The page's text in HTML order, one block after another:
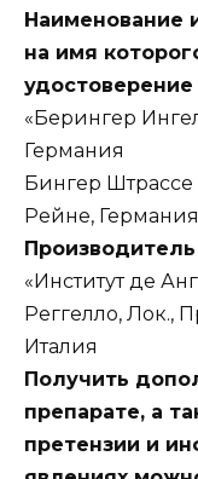
Наименование
на имя
удостоверение
«Берингер
Германия
Бингер Штрассе
Рейне, Германия
Производитель
«Институт де
Реггелло, Лок.,
Италия
Получить
препарате, а
претензии и